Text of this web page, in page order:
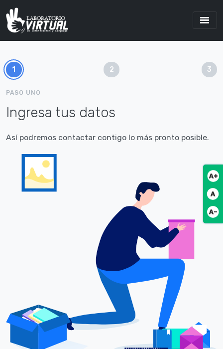
1 2 3
PASO UNO
Ingresa tus datos
Así podremos contactar contigo lo más pronto posible.